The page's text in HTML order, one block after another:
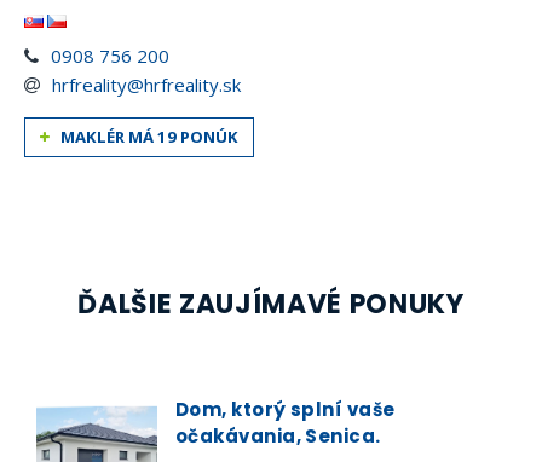
0908 756 200
hrfreality@hrfreality.sk
MAKLÉR MÁ 19 PONÚK
ĎALŠIE ZAUJÍMAVÉ PONUKY
Dom, ktorý splní vaše
očakávania, Senica.